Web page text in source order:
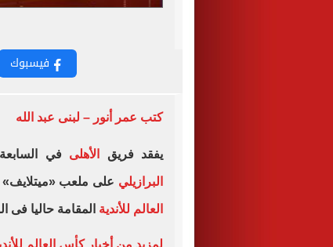
فيسبوك
كتب عمر أنور – لبنى عبد الله
يفقد فريق الأهلى في السابعة
البرازيلي على ملعب
العالم للأندية المقامة حاليا فى